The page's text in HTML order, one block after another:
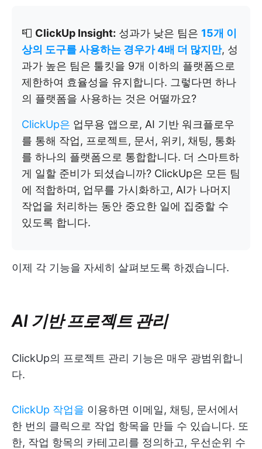
📮 ClickUp Insight: 성과가 낮은 팀은 15개 이
상의 도구를 사용하는 경우가 4배 더 많지만, 성
과가 높은 팀은 툴킷을 9개 이하의 플랫폼으로
제한하여 효율성을 유지합니다. 그렇다면 하나
의 플랫폼을 사용하는 것은 어떨까요?
ClickUp은 업무용 앱으로, AI 기반 워크플로우
를 통해 작업, 프로젝트, 문서, 위키, 채팅, 통화
를 하나의 플랫폼으로 통합합니다. 더 스마트하
게 일할 준비가 되셨습니까? ClickUp은 모든 팀
에 적합하며, 업무를 가시화하고, AI가 나머지
작업을 처리하는 동안 중요한 일에 집중할 수
있도록 합니다.
이제 각 기능을 자세히 살펴보도록 하겠습니다.
AI 기반 프로젝트 관리
ClickUp의 프로젝트 관리 기능은 매우 광범위합니
다.
ClickUp 작업을 이용하면 이메일, 채팅, 문서에서
한 번의 클릭으로 작업 항목을 만들 수 있습니다. 또
한, 작업 항목의 카테고리를 정의하고, 우선순위 수